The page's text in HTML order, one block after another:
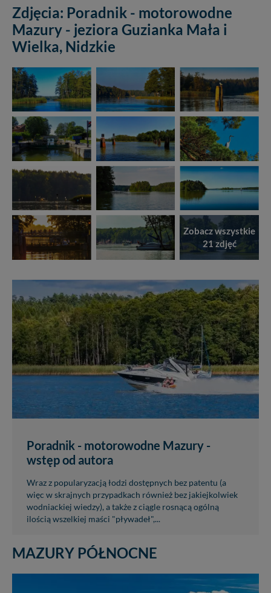
Zdjęcia: Poradnik - motorowodne
Mazury - jeziora Guzianka Mała i
Wielka, Nidzkie
Zobacz wszystkie
21 zdjęć
Poradnik - motorowodne Mazury -
wstęp od autora
Wraz z popularyzacją łodzi dostępnych bez patentu (a
więc w skrajnych przypadkach również bez jakiejkolwiek
wodniackiej wiedzy), a także z ciągle rosnącą ogólną
ilością wszelkiej maści "pływadeł",...
MAZURY PÓŁNOCNE